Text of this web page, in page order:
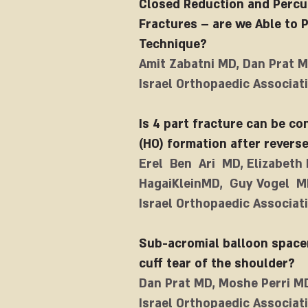
Closed Reduction and
Fractures – are we Able to
Technique?
Amit Zabatni MD, Dan Prat
Israel Orthopaedic
Is 4 part fracture can be
(HO) formation after
Erel Ben Ari MD, Elizabeth
HagaiKleinMD, Guy Vogel
Israel Orthopaedic
Sub-acromial balloon
cuff tear of the shoulder?
Dan Prat MD, Moshe Perri
Israel Orthopaedic